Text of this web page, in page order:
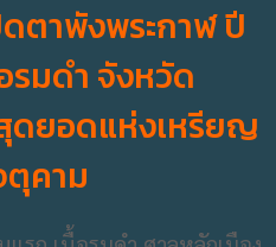
ตาพังพระกาฬ ปี
รมดำ จังหวัด
ดยอดแห่งเหรียญ
คาม